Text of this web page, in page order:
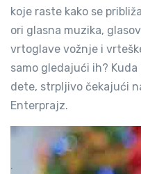
koje raste kako se
ori glasna muzika,
vrtoglave vožnje i
samo gledajući ih?
dete, strpljivo čekajući
Enterprajz.
.